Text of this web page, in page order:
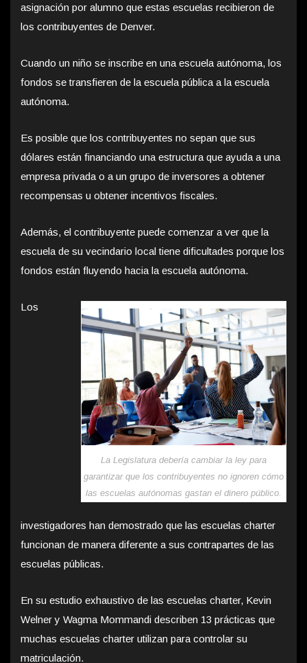
asignación por alumno que estas escuelas recibieron de
los contribuyentes de Denver.
Cuando un niño se inscribe en una escuela autónoma, los
fondos se transfieren de la escuela pública a la escuela
autónoma.
Es posible que los contribuyentes no sepan que sus
dólares están financiando una estructura que ayuda a una
empresa privada o a un grupo de inversores a obtener
recompensas u obtener incentivos fiscales.
Además, el contribuyente puede comenzar a ver que la
escuela de su vecindario local tiene dificultades porque los
fondos están fluyendo hacia la escuela autónoma.
La Legislatura debería cambiar la ley para
garantizar que los contribuyentes no ignoren cómo
las escuelas autónomas gastan el dinero público.
Los
investigadores han demostrado que las escuelas charter
funcionan de manera diferente a sus contrapartes de las
escuelas públicas.
En su estudio exhaustivo de las escuelas charter, Kevin
Welner y Wagma Mommandi describen 13 prácticas que
muchas escuelas charter utilizan para controlar su
matriculación.